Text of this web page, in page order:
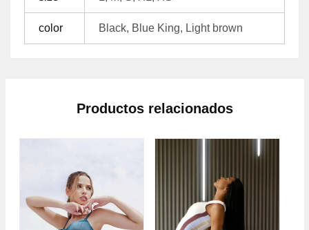
color Black, Blue King, Light brown
Productos relacionados